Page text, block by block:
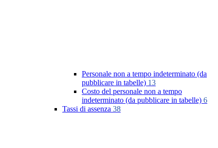
Personale non a tempo indeterminato (da
pubblicare in tabelle) 13
Costo del personale non a tempo
indeterminato (da pubblicare in tabelle) 6
Tassi di assenza 38